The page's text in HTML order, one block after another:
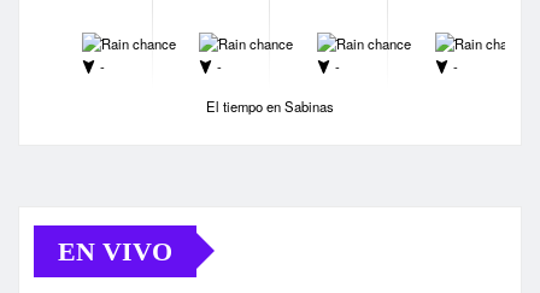
-
-
-
-
-
-
-
-
El tiempo en Sabinas
EN VIVO